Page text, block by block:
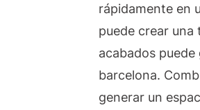
rápidamente en
puede crear
acabados
barcelona.
generar un